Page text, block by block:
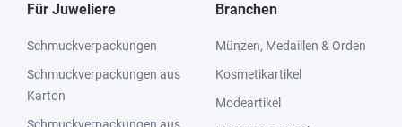
Für Juweliere
Schmuckverpackungen
Schmuckverpackungen aus
Karton
Branchen
Münzen, Medaillen & Orden
Kosmetikartikel
Modeartikel